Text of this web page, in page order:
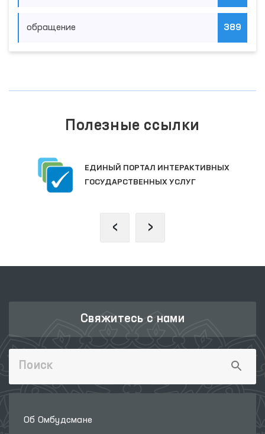
обращение 389
Полезные ссылки
ЕДИНЫЙ ПОРТАЛ ИНТЕРАКТИВНЫХ
ГОСУДАРСТВЕННЫХ УСЛУГ
‹ ›
Свяжитесь с нами
Об Омбудсмане